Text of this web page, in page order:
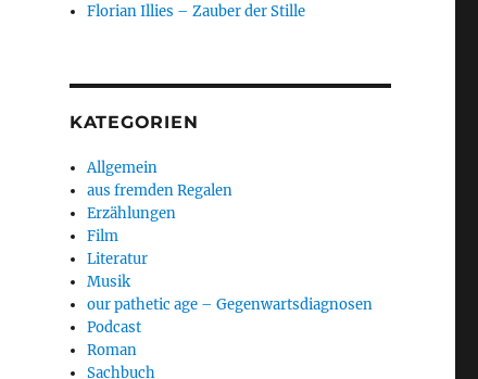
Florian Illies – Zauber der Stille
KATEGORIEN
Allgemein
aus fremden Regalen
Erzählungen
Film
Literatur
Musik
our pathetic age – Gegenwartsdiagnosen
Podcast
Roman
Sachbuch